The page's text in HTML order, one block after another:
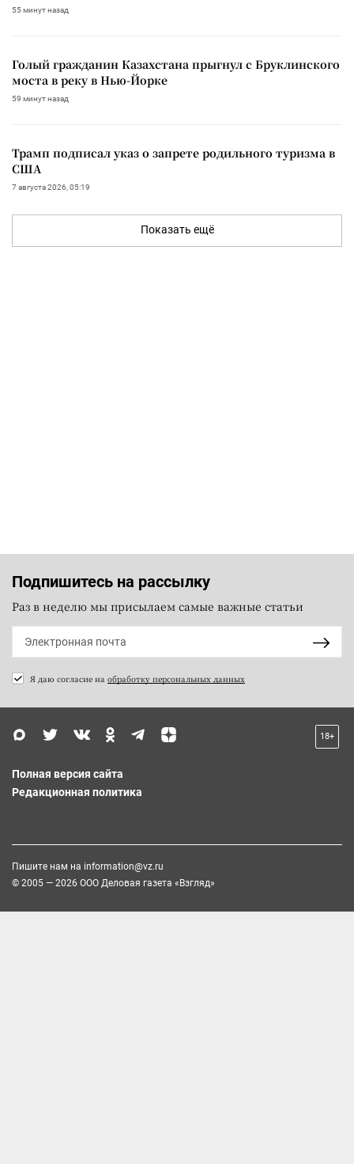
55 минут назад
Голый гражданин Казахстана прыгнул с Бруклинского
моста в реку в Нью-Йорке
59 минут назад
Трамп подписал указ о запрете родильного туризма в
США
7 августа 2026, 05:19
Показать ещё
Подпишитесь на рассылку
Раз в неделю мы присылаем самые важные статьи
Я даю согласие на обработку персональных данных
18+
Полная версия сайта
Редакционная политика
Пишите нам на information@vz.ru
© 2005 — 2026 ООО Деловая газета «Взгляд»